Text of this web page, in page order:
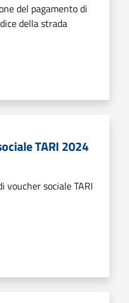
del pagamento di
della strada
TARI 2024
voucher sociale TARI